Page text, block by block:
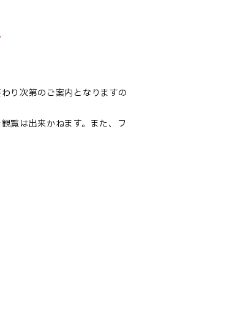
り次第のご案内となりますの
覧は出来かねます。また、フ